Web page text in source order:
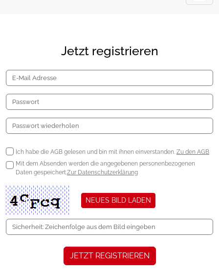
Jetzt registrieren
Ich habe die AGB gelesen und bin mit ihnen einverstanden. Zu den AGB
Mit dem Absenden werden die angegebenen personenbezogenen
Daten gespeichert.Zur Datenschutzerklärung
NEUES BILD LADEN
JETZT REGISTRIEREN